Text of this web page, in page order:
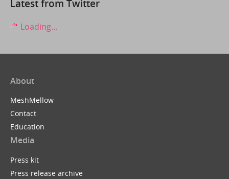
Latest from Twitter
Loading...
About
MeshMellow
Contact
Education
Media
Press kit
Press release archive